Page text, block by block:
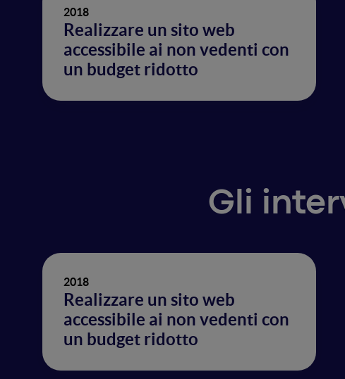
2018
Realizzare un sito web
accessibile ai non vedenti con
un budget ridotto
Gli
2018
Realizzare un sito web
accessibile ai non vedenti con
un budget ridotto